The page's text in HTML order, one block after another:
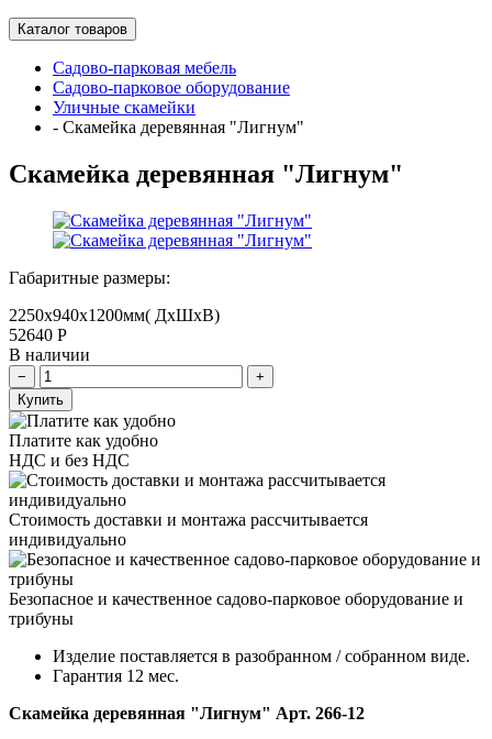
Каталог товаров
Садово-парковая мебель
Садово-парковое оборудование
Уличные скамейки
- Скамейка деревянная "Лигнум"
Скамейка деревянная "Лигнум"
Габаритные размеры:
2250х940х1200мм( ДхШхВ)
52640 Р
В наличии
Купить
Платите как удобно
НДС и без НДС
Стоимость доставки и монтажа рассчитывается
индивидуально
Безопасное и качественное садово-парковое оборудование и
трибуны
Изделие поставляется в разобранном / собранном виде.
Гарантия 12 мес.
Скамейка деревянная "Лигнум" Арт. 266-12